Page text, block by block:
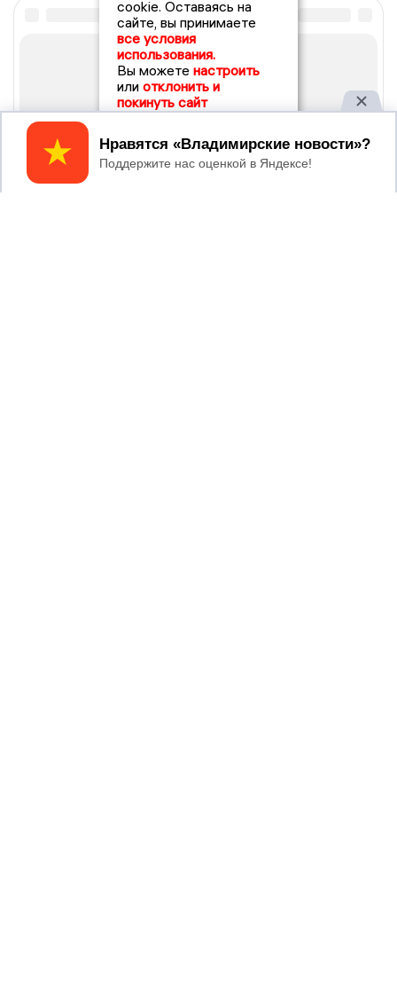
cookie. Оставаясь на
сайте, вы принимаете
все условия
использования.
Вы можете настроить
или отклонить и
покинуть сайт
Принять